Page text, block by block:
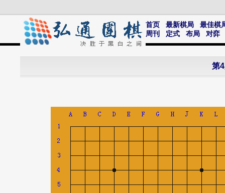
首页 最新棋局
最佳棋
周刊
定式 布局 对弈
第